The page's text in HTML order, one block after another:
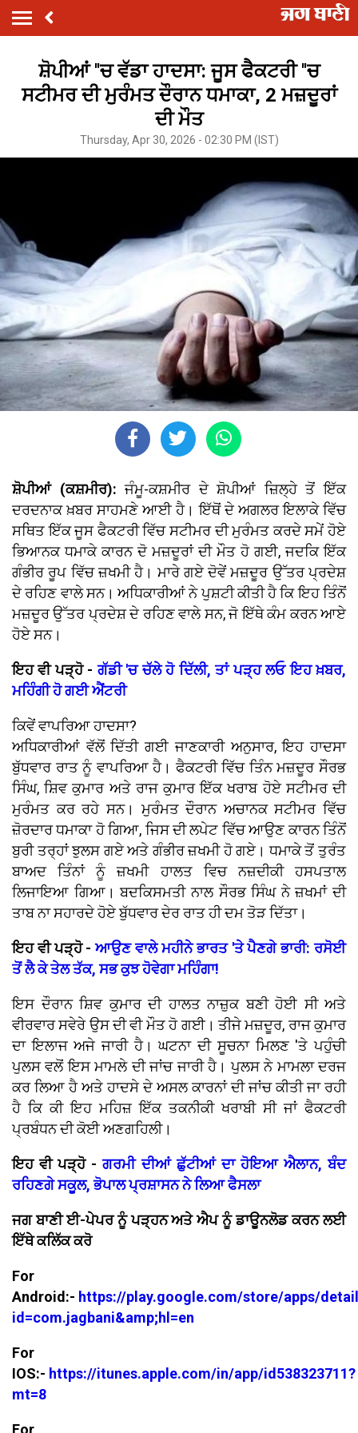
ਸ਼ੋਪੀਆਂ ''ਚ ਵੱਡਾ ਹਾਦਸਾ: ਜੂਸ ਫੈਕਟਰੀ ''ਚ
ਸਟੀਮਰ ਦੀ ਮੁਰੰਮਤ ਦੌਰਾਨ ਧਮਾਕਾ, 2 ਮਜ਼ਦੂਰਾਂ
ਦੀ ਮੌਤ
Thursday, Apr 30, 2026 - 02:30 PM (IST)
ਸ਼ੋਪੀਆਂ (ਕਸ਼ਮੀਰ):ਜੰਮੂ-ਕਸ਼ਮੀਰ ਦੇ ਸ਼ੋਪੀਆਂ ਜ਼ਿਲ੍ਹੇ ਤੋਂ ਇੱਕ
ਦਰਦਨਾਕ ਖ਼ਬਰ ਸਾਹਮਣੇ ਆਈ ਹੈ। ਇੱਥੋਂ ਦੇ ਅਗਲਰ ਇਲਾਕੇ ਵਿੱਚ
ਸਥਿਤ ਇੱਕ ਜੂਸ ਫੈਕਟਰੀ ਵਿੱਚ ਸਟੀਮਰ ਦੀ ਮੁਰੰਮਤ ਕਰਦੇ ਸਮੇਂ ਹੋਏ
ਭਿਆਨਕ ਧਮਾਕੇ ਕਾਰਨ ਦੋ ਮਜ਼ਦੂਰਾਂ ਦੀ ਮੌਤ ਹੋ ਗਈ, ਜਦਕਿ ਇੱਕ
ਗੰਭੀਰ ਰੂਪ ਵਿੱਚ ਜ਼ਖਮੀ ਹੈ। ਮਾਰੇ ਗਏ ਦੋਵੇਂ ਮਜ਼ਦੂਰ ਉੱਤਰ ਪ੍ਰਦੇਸ਼
ਦੇ ਰਹਿਣ ਵਾਲੇ ਸਨ। ਅਧਿਕਾਰੀਆਂ ਨੇ ਪੁਸ਼ਟੀ ਕੀਤੀ ਹੈ ਕਿ ਇਹ ਤਿੰਨੋਂ
ਮਜ਼ਦੂਰ ਉੱਤਰ ਪ੍ਰਦੇਸ਼ ਦੇ ਰਹਿਣ ਵਾਲੇ ਸਨ, ਜੋ ਇੱਥੇ ਕੰਮ ਕਰਨ ਆਏ
ਹੋਏ ਸਨ।
ਇਹ ਵੀ ਪੜ੍ਹੋ -ਗੱਡੀ 'ਚ ਚੱਲੇ ਹੋ ਦਿੱਲੀ, ਤਾਂ ਪੜ੍ਹ ਲਓ ਇਹ ਖ਼ਬਰ,
ਮਹਿੰਗੀ ਹੋ ਗਈ ਐਂਟਰੀ
ਕਿਵੇਂ ਵਾਪਰਿਆ ਹਾਦਸਾ?
ਅਧਿਕਾਰੀਆਂ ਵੱਲੋਂ ਦਿੱਤੀ ਗਈ ਜਾਣਕਾਰੀ ਅਨੁਸਾਰ, ਇਹ ਹਾਦਸਾ
ਬੁੱਧਵਾਰ ਰਾਤ ਨੂੰ ਵਾਪਰਿਆ ਹੈ। ਫੈਕਟਰੀ ਵਿੱਚ ਤਿੰਨ ਮਜ਼ਦੂਰ ਸੌਰਭ
ਸਿੰਘ, ਸ਼ਿਵ ਕੁਮਾਰ ਅਤੇ ਰਾਜ ਕੁਮਾਰ ਇੱਕ ਖਰਾਬ ਹੋਏ ਸਟੀਮਰ ਦੀ
ਮੁਰੰਮਤ ਕਰ ਰਹੇ ਸਨ। ਮੁਰੰਮਤ ਦੌਰਾਨ ਅਚਾਨਕ ਸਟੀਮਰ ਵਿੱਚ
ਜ਼ੋਰਦਾਰ ਧਮਾਕਾ ਹੋ ਗਿਆ, ਜਿਸ ਦੀ ਲਪੇਟ ਵਿੱਚ ਆਉਣ ਕਾਰਨ ਤਿੰਨੋਂ
ਬੁਰੀ ਤਰ੍ਹਾਂ ਝੁਲਸ ਗਏ ਅਤੇ ਗੰਭੀਰ ਜ਼ਖਮੀ ਹੋ ਗਏ। ਧਮਾਕੇ ਤੋਂ ਤੁਰੰਤ
ਬਾਅਦ ਤਿੰਨਾਂ ਨੂੰ ਜ਼ਖਮੀ ਹਾਲਤ ਵਿਚ ਨਜ਼ਦੀਕੀ ਹਸਪਤਾਲ
ਲਿਜਾਇਆ ਗਿਆ। ਬਦਕਿਸਮਤੀ ਨਾਲ ਸੌਰਭ ਸਿੰਘ ਨੇ ਜ਼ਖਮਾਂ ਦੀ
ਤਾਬ ਨਾ ਸਹਾਰਦੇ ਹੋਏ ਬੁੱਧਵਾਰ ਦੇਰ ਰਾਤ ਹੀ ਦਮ ਤੋੜ ਦਿੱਤਾ।
ਇਹ ਵੀ ਪੜ੍ਹੋ -ਆਉਣ ਵਾਲੇ ਮਹੀਨੇ ਭਾਰਤ 'ਤੇ ਪੈਣਗੇ ਭਾਰੀ: ਰਸੋਈ
ਤੋਂ ਲੈ ਕੇ ਤੇਲ ਤੱਕ, ਸਭ ਕੁਝ ਹੋਵੇਗਾ ਮਹਿੰਗਾ!
ਇਸ ਦੌਰਾਨ ਸ਼ਿਵ ਕੁਮਾਰ ਦੀ ਹਾਲਤ ਨਾਜ਼ੁਕ ਬਣੀ ਹੋਈ ਸੀ ਅਤੇ
ਵੀਰਵਾਰ ਸਵੇਰੇ ਉਸ ਦੀ ਵੀ ਮੌਤ ਹੋ ਗਈ। ਤੀਜੇ ਮਜ਼ਦੂਰ, ਰਾਜ ਕੁਮਾਰ
ਦਾ ਇਲਾਜ ਅਜੇ ਜਾਰੀ ਹੈ। ਘਟਨਾ ਦੀ ਸੂਚਨਾ ਮਿਲਣ 'ਤੇ ਪਹੁੰਚੀ
ਪੁਲਸ ਵਲੋਂ ਇਸ ਮਾਮਲੇ ਦੀ ਜਾਂਚ ਜਾਰੀ ਹੈ। ਪੁਲਸ ਨੇ ਮਾਮਲਾ ਦਰਜ
ਕਰ ਲਿਆ ਹੈ ਅਤੇ ਹਾਦਸੇ ਦੇ ਅਸਲ ਕਾਰਨਾਂ ਦੀ ਜਾਂਚ ਕੀਤੀ ਜਾ ਰਹੀ
ਹੈ ਕਿ ਕੀ ਇਹ ਮਹਿਜ਼ ਇੱਕ ਤਕਨੀਕੀ ਖਰਾਬੀ ਸੀ ਜਾਂ ਫੈਕਟਰੀ
ਪ੍ਰਬੰਧਨ ਦੀ ਕੋਈ ਅਣਗਹਿਲੀ।
ਇਹ ਵੀ ਪੜ੍ਹੋ -ਗਰਮੀ ਦੀਆਂ ਛੁੱਟੀਆਂ ਦਾ ਹੋਇਆ ਐਲਾਨ, ਬੰਦ
ਰਹਿਣਗੇ ਸਕੂਲ, ਭੋਪਾਲ ਪ੍ਰਸ਼ਾਸਨ ਨੇ ਲਿਆ ਫੈਸਲਾ
ਜਗ ਬਾਣੀ ਈ-ਪੇਪਰ ਨੂੰ ਪੜ੍ਹਨ ਅਤੇ ਐਪ ਨੂੰ ਡਾਊਨਲੋਡ ਕਰਨ ਲਈ
ਇੱਥੇ ਕਲਿੱਕ ਕਰੋ
For
Android:- https://play.google.com/store/apps/
id=com.jagbani&amp;hl=en
For
IOS:- https://itunes.apple.com/in/app/id538323711?
mt=8